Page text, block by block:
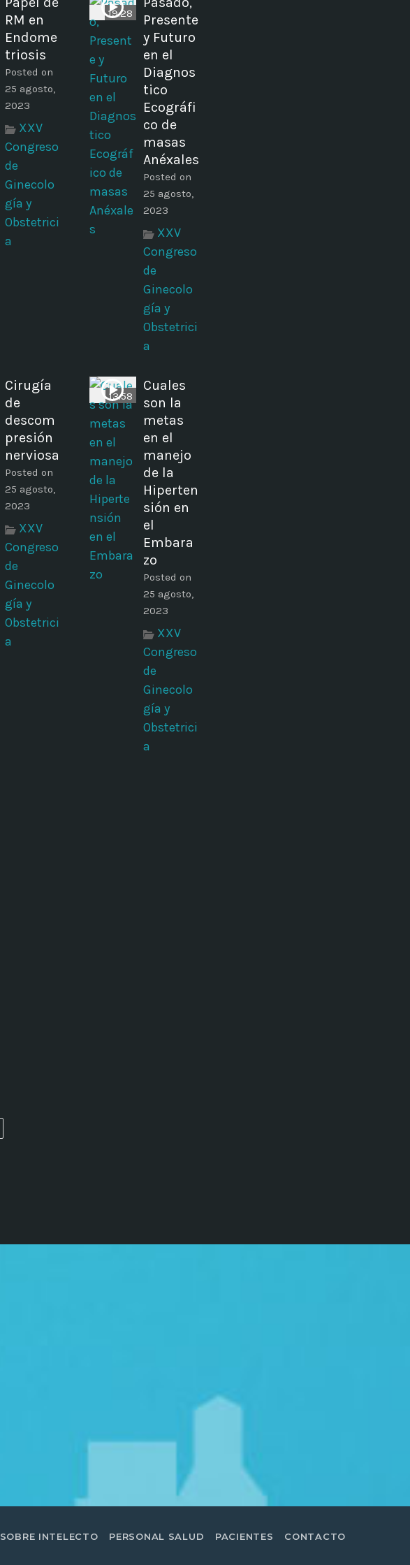
RM en
Endome
triosis
Posted on
25 agosto,
2023
XXV
Congreso
de
Ginecolo
gía y
Obstetrici
a
19:28
Presente
y Futuro
en el
Diagnos
tico
Ecográfi
co de
masas
Anéxales
Posted on
25 agosto,
2023
XXV
Congreso
de
Ginecolo
gía y
Obstetrici
a
Cirugía
de
descom
presión
nerviosa
Posted on
25 agosto,
2023
XXV
Congreso
de
Ginecolo
gía y
Obstetrici
a
13:58
Cuales
son la
metas
en el
manejo
de la
Hiperten
sión en
el
Embara
zo
Posted on
25 agosto,
2023
XXV
Congreso
de
Ginecolo
gía y
Obstetrici
a
SOBRE INTELECTO PERSONAL SALUD PACIENTES CONTACTO